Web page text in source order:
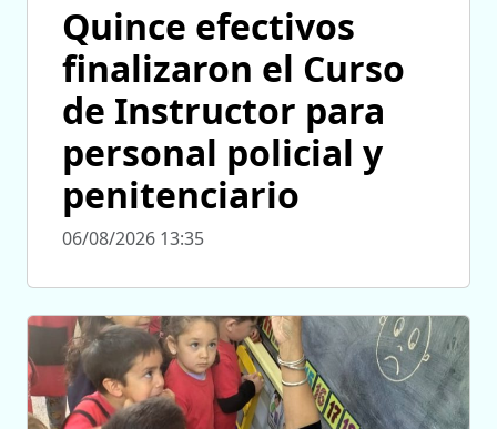
Quince efectivos
finalizaron el Curso
de Instructor para
personal policial y
penitenciario
06/08/2026 13:35